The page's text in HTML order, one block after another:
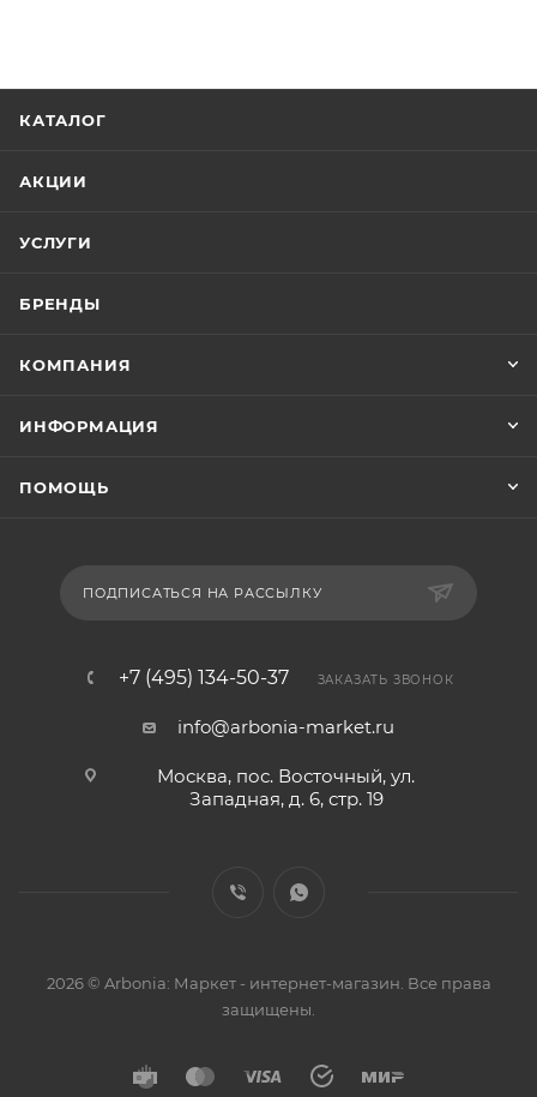
КАТАЛОГ
АКЦИИ
УСЛУГИ
БРЕНДЫ
КОМПАНИЯ
ИНФОРМАЦИЯ
ПОМОЩЬ
ПОДПИСАТЬСЯ НА РАССЫЛКУ
+7 (495) 134-50-37 ЗАКАЗАТЬ ЗВОНОК
info@arbonia-market.ru
Москва, пос. Восточный, ул.
Западная, д. 6, стр. 19
2026 © Arbonia: Маркет - интернет-магазин. Все права
защищены.